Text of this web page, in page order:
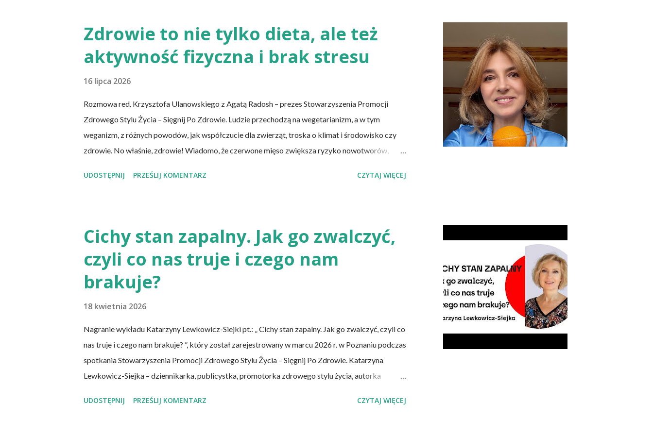
prapradziadów możemy także spożywać przaśny, niekwaszony chleb. Najprostszy przepis na
podpłomyki to: wziąć mąkę, wodę i trochę soli. Z tych składników zagnieść ciasto, dodając mąkę
w takiej ilości, aby ciasto nie kleiło się do palców. Z kolei r...
Zdrowie to nie tylko dieta, ale też
aktywność fizyczna i brak stresu
16 lipca 2026
Rozmowa red. Krzysztofa Ulanowskiego z Agatą Radosh – prezes Stowarzyszenia Promocji
Zdrowego Stylu Życia – Sięgnij Po Zdrowie. Ludzie przechodzą na wegetarianizm, a w tym
weganizm, z różnych powodów, jak współczucie dla zwierząt, troska o klimat i środowisko czy
zdrowie. No właśnie, zdrowie! Wiadomo, że czerwone mięso zwiększa ryzyko nowotworów,
zachorowania na raka. Czy jednak dieta wegańska dostarczy organizmowi wszystkich
sumowało w słupkach? – Nie ma takiej potrzeby – uspokaja Agata Radosh, prezes
Stowarzyszenia Promocji Zdrowego Stylu Życia – Sięgnij Po Zdrowie. – Choć owszem, gdy
chcemy nauczyć się podstaw komponowania diety wegańskiej, możemy spisywać to, co
spożywamy, w jakich ilościach, jaką ma to wartość od...
UDOSTĘPNIJ PRZEŚLIJ KOMENTARZ CZYTAJ WIĘCEJ
Cichy stan zapalny. Jak go zwalczyć,
czyli co nas truje i czego nam
brakuje?
18 kwietnia 2026
Nagranie wykładu Katarzyny Lewkowicz-Siejki pt.: „ Cichy stan zapalny. Jak go zwalczyć, czyli co
nas truje i czego nam brakuje? ”, który został zarejestrowany w marcu 2026 r. w Poznaniu podczas
spotkania Stowarzyszenia Promocji Zdrowego Stylu Życia – Sięgnij Po Zdrowie. Katarzyna
Lewkowicz-Siejka – dziennikarka, publicystka, promotorka zdrowego stylu życia, autorka
UDOSTĘPNIJ
PRZEŚLIJ KOMENTARZ CZYTAJ WIĘCEJ